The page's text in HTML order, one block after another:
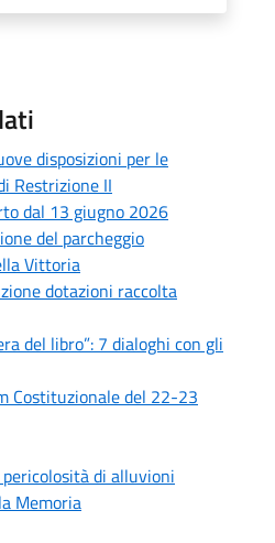
disposizioni per le
Restrizione II
dal 13 giugno 2026
del parcheggio
Vittoria
dotazioni raccolta
del libro”: 7 dialoghi con gli
Costituzionale del 22-23
di alluvioni
Memoria